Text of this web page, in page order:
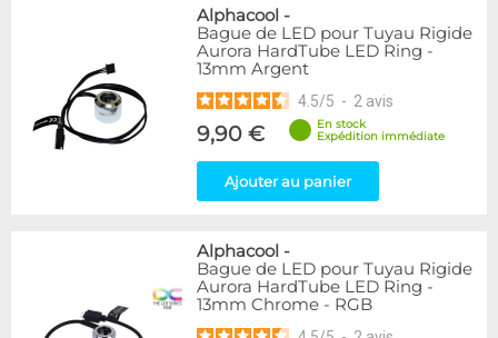
37
Accessoires pour tuyaux
59
Marque
Alphacool
56
DocMicro
27
17
2
15
3
Mayhems
12
Monsoon
3
Alphacool -
Bague de LED pour Tuyau Rigide
Aurora HardTube LED Ring -
13mm Argent
4.5/5 - 2 avis
9,90 €
En stock
Expédition immédiate
Ajouter au panier
Alphacool -
Bague de LED pour Tuyau Rigide
Aurora HardTube LED Ring -
13mm Chrome - RGB